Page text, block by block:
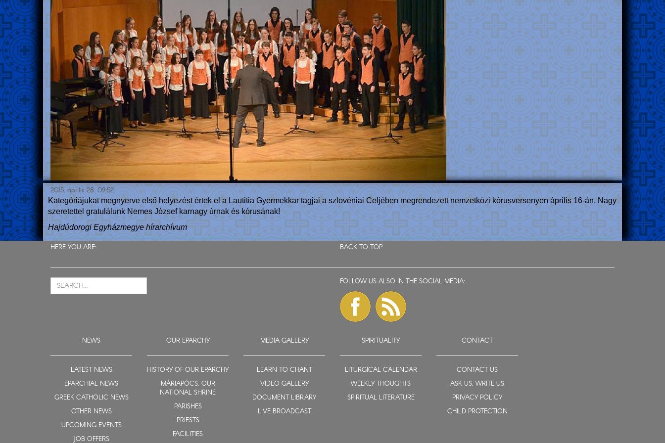
2015. április 28. 09:52
Kategóriájukat megnyerve első helyezést értek el a Lautitia Gyermekkar tagjai a szlovéniai Celjében megrendezett nemzetközi kórusversenyen április 16-án. Nagy
szeretettel gratulálunk Nemes József karnagy úrnak és kórusának!
Hajdúdorogi Egyházmegye hírarchívum
HERE YOU ARE: BACK TO TOP
FOLLOW US ALSO IN THE SOCIAL MEDIA:
NEWS
LATEST NEWS
EPARCHIAL NEWS
GREEK CATHOLIC NEWS
OTHER NEWS
UPCOMING EVENTS
JOB OFFERS
OUR EPARCHY
HISTORY OF OUR EPARCHY
MÁRIAPÓCS, OUR
NATIONAL SHRINE
PARISHES
PRIESTS
FACILITIES
MEDIA GALLERY
LEARN TO CHANT
VIDEO GALLERY
DOCUMENT LIBRARY
LIVE BROADCAST
SPIRITUALITY
LITURGICAL CALENDAR
WEEKLY THOUGHTS
SPIRITUAL LITERATURE
CONTACT
CONTACT US
ASK US, WRITE US
PRIVACY POLICY
CHILD PROTECTION